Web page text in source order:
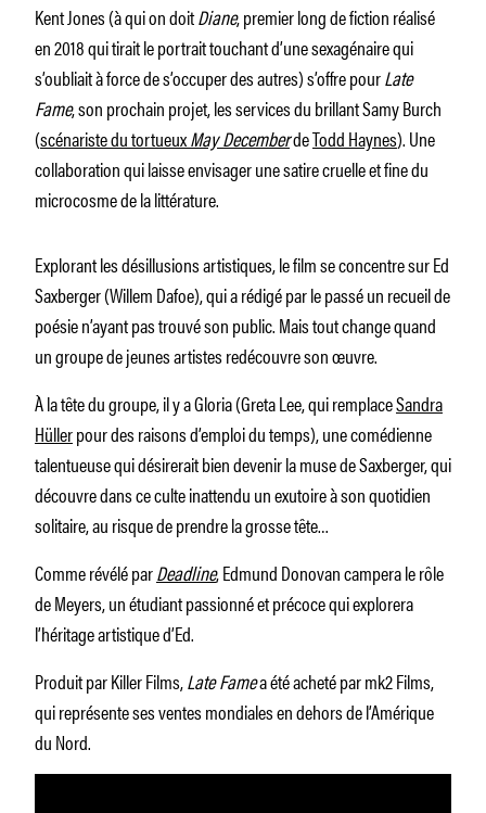
Kent Jones (à qui on doitDiane, premier long de fiction réalisé
en 2018 qui tirait le portrait touchant d’une sexagénaire qui
s’oubliait à force de s’occuper des autres) s’offre pourLate
Fame, son prochain projet, les services du brillant Samy Burch
(scénariste du tortueuxMay DecemberdeTodd Haynes). Une
collaboration qui laisse envisager une satire cruelle et fine du
microcosme de la littérature.
Explorant les désillusions artistiques, le film se concentre sur Ed
Saxberger (Willem Dafoe), qui a rédigé par le passé un recueil de
poésie n’ayant pas trouvé son public. Mais tout change quand
un groupe de jeunes artistes redécouvre son œuvre.
À la tête du groupe, il y a Gloria (Greta Lee, qui remplaceSandra
Hüllerpour des raisons d’emploi du temps), une comédienne
talentueuse qui désirerait bien devenir la muse de Saxberger, qui
découvre dans ce culte inattendu un exutoire à son quotidien
solitaire, au risque de prendre la grosse tête…
Comme révélé parDeadline, Edmund Donovan campera le rôle
de Meyers, un étudiant passionné et précoce qui explorera
l’héritage artistique d’Ed.
Produit par Killer Films,Late Famea été acheté par mk2 Films,
qui représente ses ventes mondiales en dehors de l’Amérique
du Nord.